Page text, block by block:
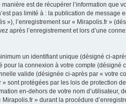
est de récupérer l’information que
pas limité à : la publication de message
»), l’enregistrement sur « Mirapolis.fr »
après l’enregistrement et lors d’une
un identifiant unique (désigné ci-
pour la connexion à votre compte (désigné
valide (désignée ci-après par « votre
» sont protégées par les lois de protection
en-dehors de votre nom d’utilisateur,
» durant la procédure